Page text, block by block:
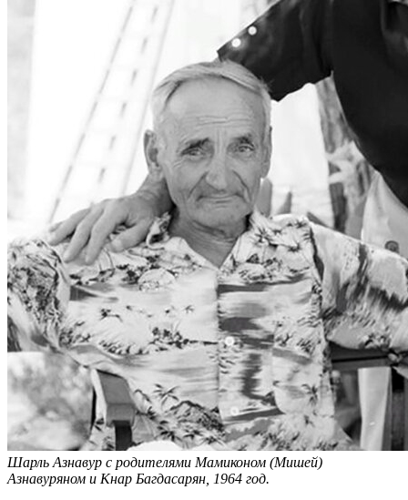
Шарль Азнавур с родителями Мамиконом (Мишей)
Азнавуряном и Кнар Багдасарян, 1964 год.